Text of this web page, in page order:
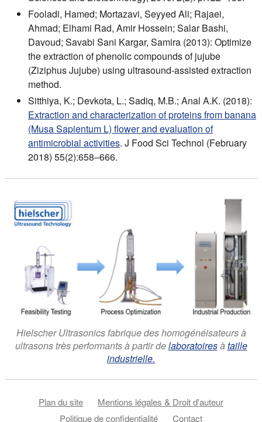
Fooladi, Hamed; Mortazavi, Seyyed Ali; Rajaei,
Ahmad; Elhami Rad, Amir Hossein; Salar Bashi,
Davoud; Savabi Sani Kargar, Samira (2013): Optimize
the extraction of phenolic compounds of jujube
(Ziziphus Jujube) using ultrasound-assisted extraction
method.
Sitthiya, K.; Devkota, L.; Sadiq, M.B.; Anal A.K. (2018):
Extraction and characterization of proteins from banana
(Musa Sapientum L) flower and evaluation of
antimicrobial activities. J Food Sci Technol (February
2018) 55(2):658–666.
Hielscher Ultrasonics fabrique des homogénéisateurs à
ultrasons très performants à partir delaboratoiresàtaille
industrielle.
Plan du site
Mentions légales & Droit d'auteur
Politique de confidentialité
Contact